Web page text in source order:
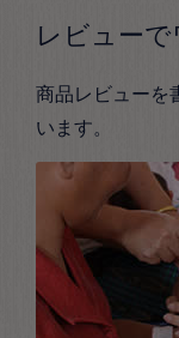
レビュー
商品レビューを
います。